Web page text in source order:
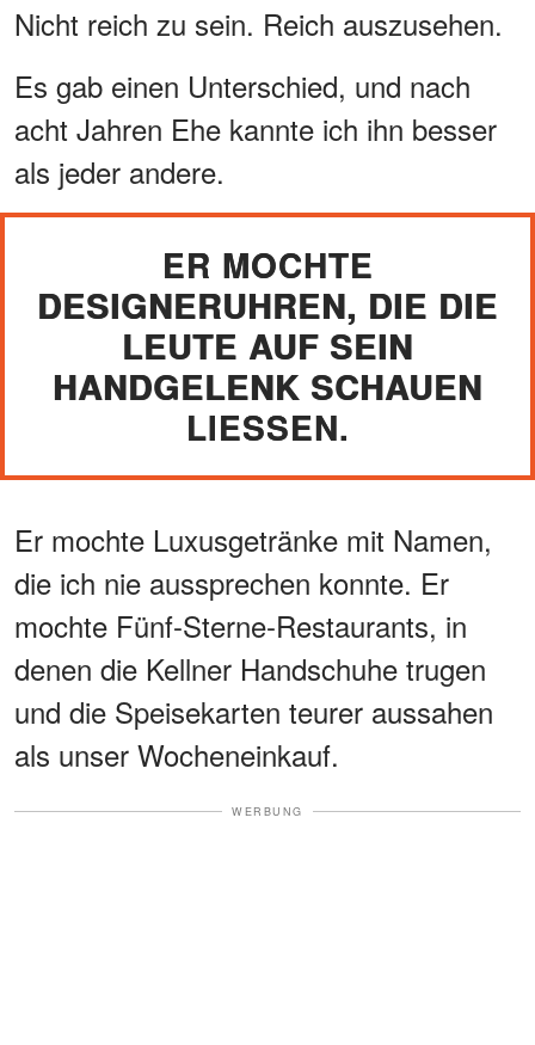
Nicht reich zu sein. Reich auszusehen.
Es gab einen Unterschied, und nach
acht Jahren Ehe kannte ich ihn besser
als jeder andere.
ER MOCHTE
DESIGNERUHREN, DIE DIE
LEUTE AUF SEIN
HANDGELENK SCHAUEN
LIESSEN.
Er mochte Luxusgetränke mit Namen,
die ich nie aussprechen konnte. Er
mochte Fünf-Sterne-Restaurants, in
denen die Kellner Handschuhe trugen
und die Speisekarten teurer aussahen
als unser Wocheneinkauf.
WERBUNG